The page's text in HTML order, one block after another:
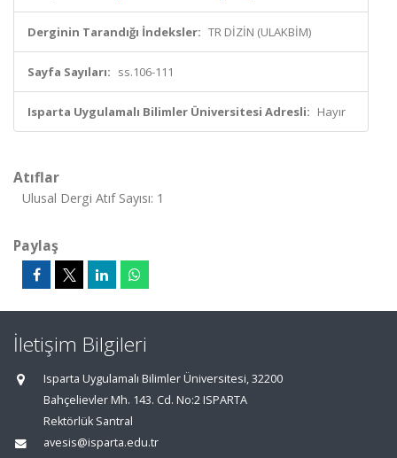
Derginin Tarandığı İndeksler: TR DİZİN (ULAKBİM)
Sayfa Sayıları: ss.106-111
Isparta Uygulamalı Bilimler Üniversitesi Adresli: Hayır
Atıflar
Ulusal Dergi Atıf Sayısı: 1
Paylaş
İletişim Bilgileri
Isparta Uygulamalı Bilimler Üniversitesi, 32200
Bahçelievler Mh. 143. Cd. No:2 ISPARTA
Rektörlük Santral
avesis@isparta.edu.tr